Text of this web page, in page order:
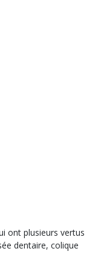
ont plusieurs vertus
dentaire, colique